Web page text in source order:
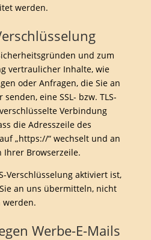
werden.
und zum
vertraulicher Inhalte, wie
oder Anfragen, die Sie an
eine SSL- bzw. TLS-
Verbindung
die Adresszeile des
„https://“ wechselt und an
Ihrer Browserzeile.
Verschlüsselung aktiviert ist,
an uns übermitteln, nicht
werden.
Werbe-E-Mails